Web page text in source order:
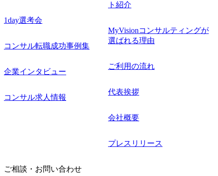
1day選考会
コンサル転職成功事例集
企業インタビュー
コンサル求人情報
ト紹介
MyVisionコンサルティングが
選ばれる理由
ご利用の流れ
代表挨拶
会社概要
プレスリリース
ご相談・お問い合わせ